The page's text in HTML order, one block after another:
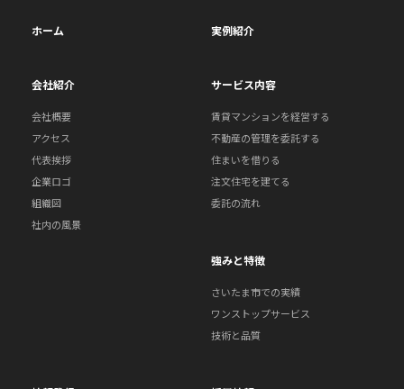
ホーム
会社紹介
会社概要
アクセス
代表挨拶
企業ロゴ
組織図
社内の風景
実例紹介
サービス内容
賃貸マンションを経営する
不動産の管理を委託する
住まいを借りる
注文住宅を建てる
委託の流れ
強みと特徴
さいたま市での実績
ワンストップサービス
技術と品質